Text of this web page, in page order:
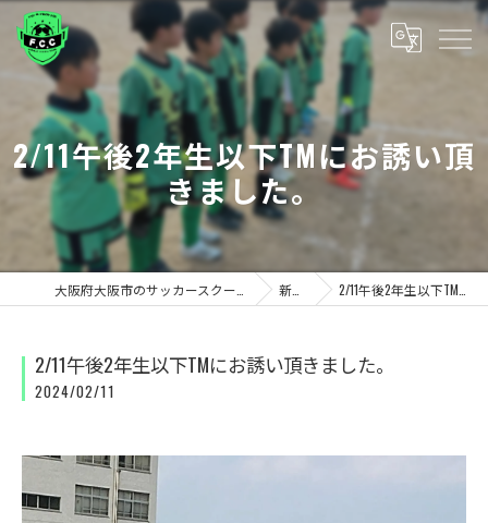
2/11午後2年生以下TMにお誘い頂
きました。
新着情報 2/11午後2年生以下TMにお誘い頂きました。
2/11午後2年生以下TMにお誘い頂きました。
2024/02/11